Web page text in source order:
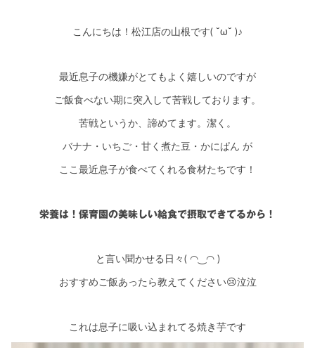
企業情報
お問い合わせ
こんにちは！松江店の山根です( ˘ω˘ )♪
最近息子の機嫌がとてもよく嬉しいのですが
ご飯食べない期に突入して苦戦しております。
苦戦というか、諦めてます。潔く。
バナナ・いちご・甘く煮た豆・かにぱん が
ここ最近息子が食べてくれる食材たちです！
栄養は！保育園の美味しい給食で摂取できてるから！
と言い聞かせる日々( ◠‿◠ )
おすすめご飯あったら教えてください😢泣泣
これは息子に吸い込まれてる焼き芋です